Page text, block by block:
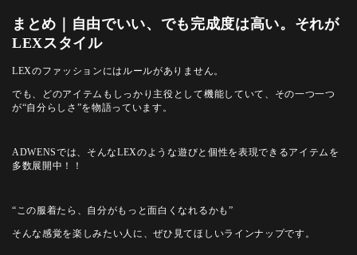
まとめ｜自由でいい、でも完成度は高い。それが
LEXスタイル
LEXのファッションにはルールがありません。
でも、どのアイテムもしっかり主役として機能していて、その一つ一つ
が“自分らしさ”を物語っています。
ADWENSでは、そんなLEXのような遊びと個性を表現できるアイテムを
多数展開中！！
“この服着たら、自分がもっと面白くなれるかも”
そんな感覚を楽しみたい人に、ぜひ見てほしいラインナップです。